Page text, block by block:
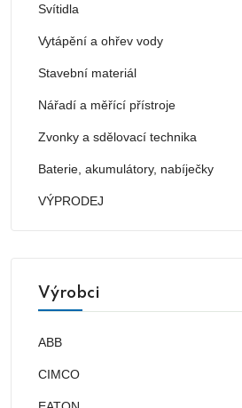
Svítidla
Vytápění a ohřev vody
Stavební materiál
Nářadí a měřící přístroje
Zvonky a sdělovací technika
Baterie, akumulátory, nabíječky
VÝPRODEJ
Výrobci
ABB
CIMCO